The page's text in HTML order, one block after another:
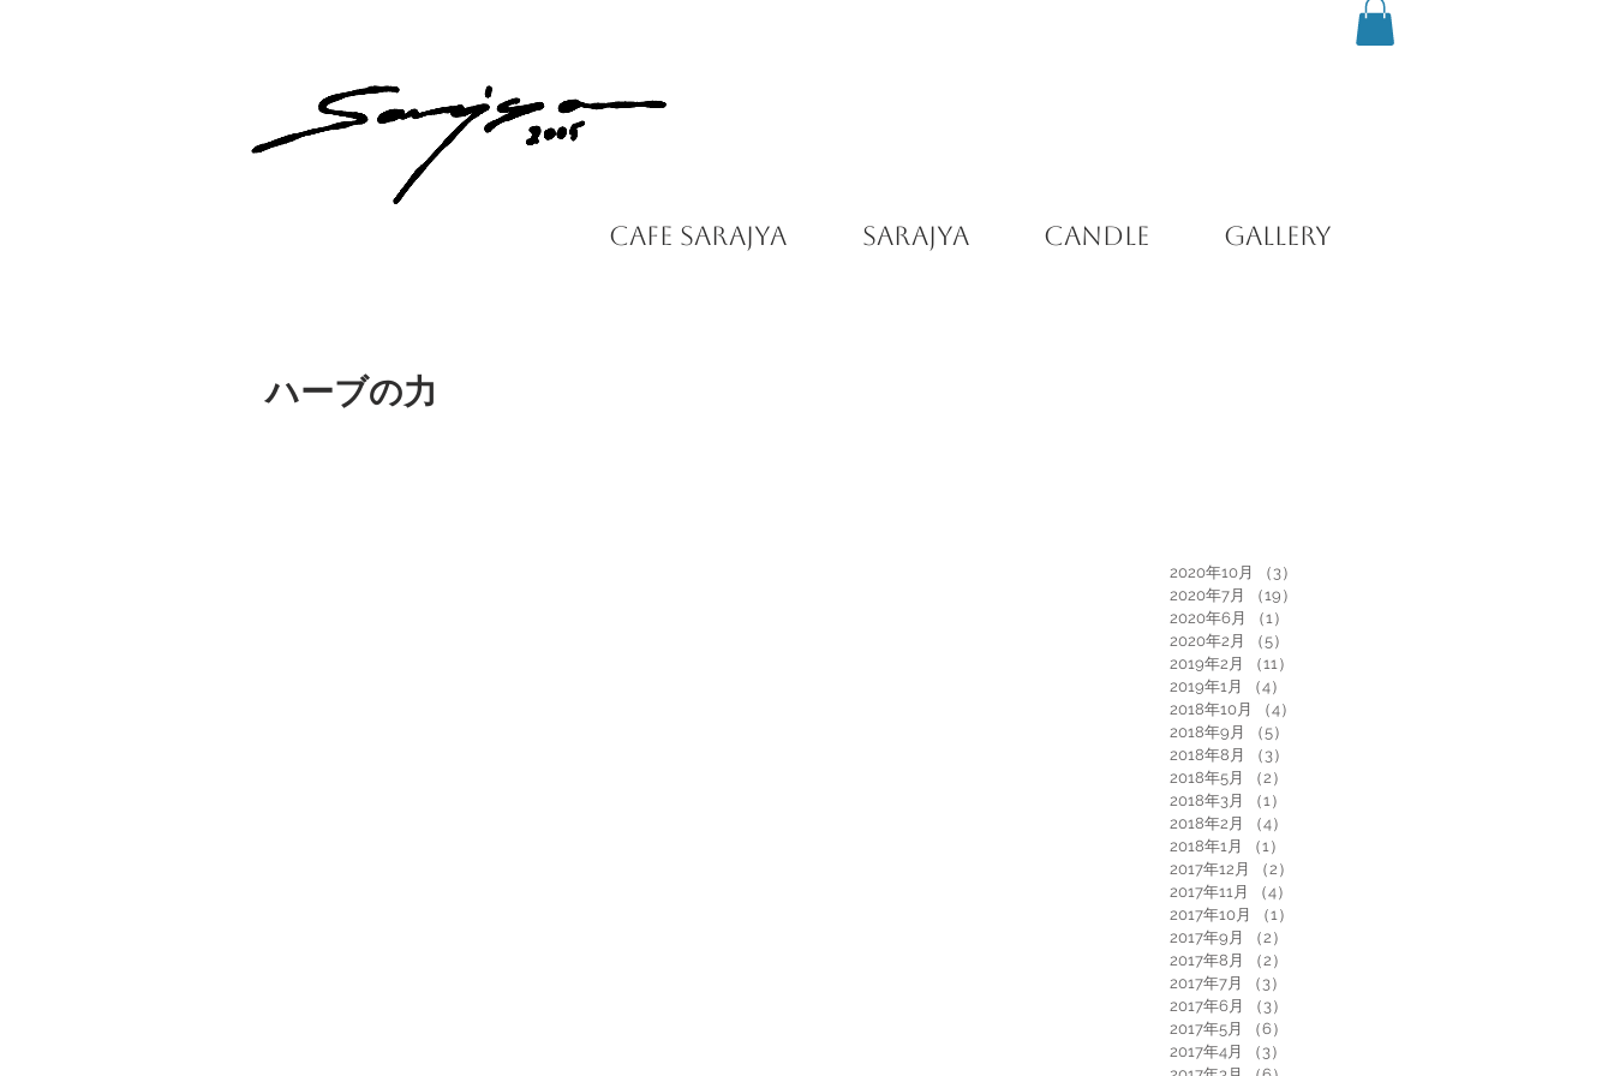
ハーブの力
2020年10月 （3）
2020年7月
（19）
2020年6月
（1）
2020年2月
（5）
2019年2月
（11）
2019年1月
（4）
2018年10月
（4）
2018年9月
（5）
2018年8月
（3）
2018年5月
（2）
2018年3月
（1）
2018年2月
（4）
2018年1月
（1）
2017年12月
（2）
2017年11月
（4）
2017年10月
（1）
2017年9月
（2）
2017年8月
（2）
2017年7月
（3）
2017年6月
（3）
2017年5月
（6）
2017年4月
（3）
Cafe Sarajya Sarajya Candle Gallery